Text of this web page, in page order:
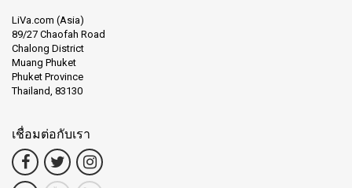
LiVa.com (Asia)
89/27 Chaofah Road
Chalong District
Muang Phuket
Phuket Province
Thailand, 83130
เชื่อมต่อกับเรา